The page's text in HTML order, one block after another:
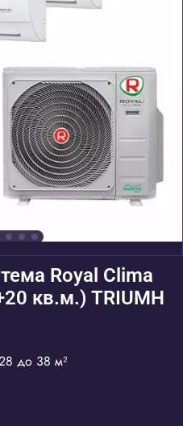
Royal Clima
кв.м.) TRIUMH
до 38 м²